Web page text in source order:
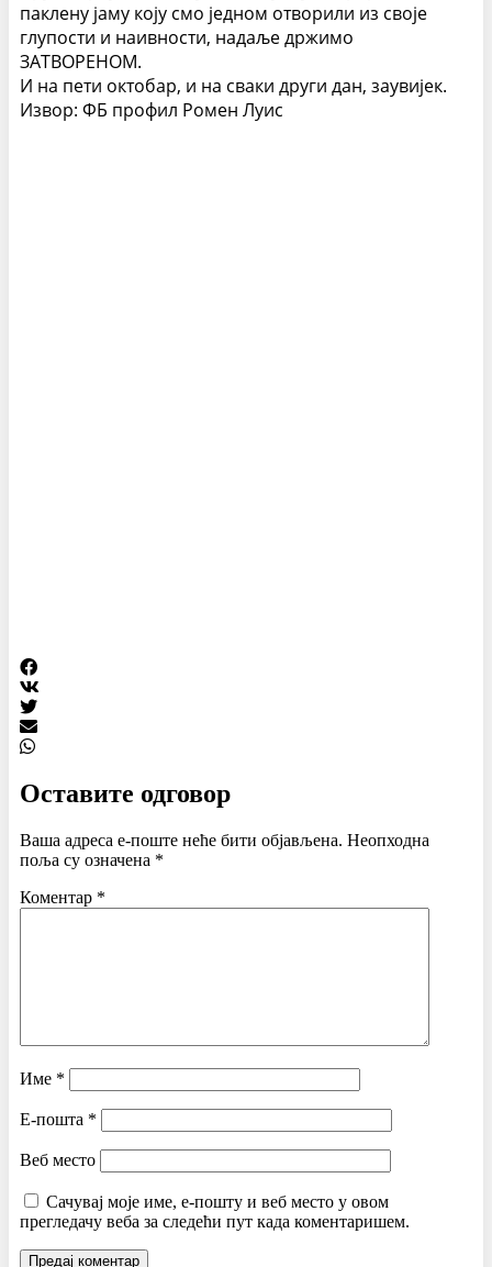
паклену јаму коју смо једном отворили из своје
глупости и наивности, надаље држимо
ЗАТВОРЕНОМ.
И на пети октобар, и на сваки други дан, заувијек.
Извор: ФБ профил Ромен Луис
Оставите одговор
Ваша адреса е-поште неће бити објављена. Неопходна
поља су означена *
Коментар *
Име *
Е-пошта *
Веб место
Сачувај моје име, е-пошту и веб место у овом
прегледачу веба за следећи пут када коментаришем.